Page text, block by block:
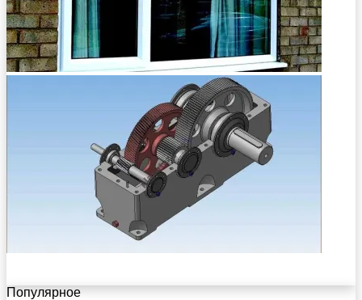
Популярное